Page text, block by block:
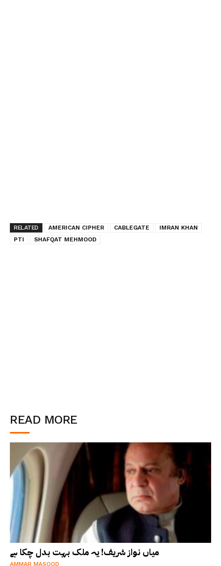
RELATED AMERICAN CIPHER CABLEGATE
IMRAN KHAN
PTI
SHAFQAT MEHMOOD
READ MORE
میاں نواز شریف! یہ ملک بہت بدل چکا ہے
AMMAR MASOOD